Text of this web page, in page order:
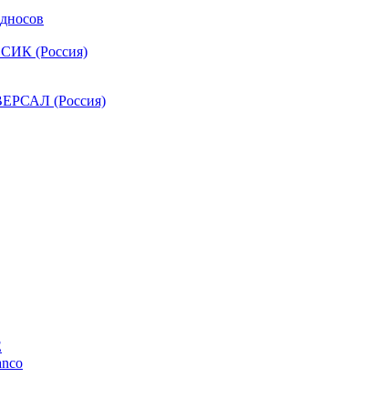
(Россия)
(Россия)